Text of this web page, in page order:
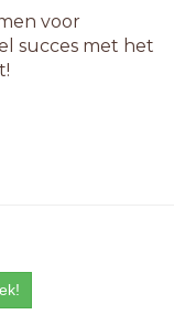
voor
succes met het